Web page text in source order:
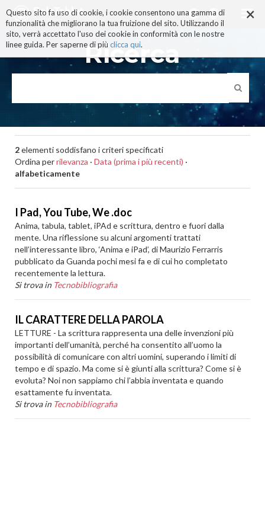
×
Questo sito fa uso di cookie, i cookie consentono una gamma di
funzionalità che migliorano la tua fruizione del sito. Utilizzando il
sito, verrà accettato l'uso dei cookie in conformità con le nostre
linee guida. Per saperne di più clicca qui.
ai
contenuti.
|
alla
navigazione
Ricerca
2elementi soddisfano i criteri specificati
Ordina perrilevanza · Data (prima i più recenti) ·
alfabeticamente
I Pad, You Tube, We .doc
Anima, tabula, tablet, iPAd e scrittura, dentro e fuori dalla
mente. Una riflessione su alcuni argomenti trattati
nell’interessante libro, ‘Anima e iPad’, di Maurizio Ferrarris
pubblicato da Guanda pochi mesi fa e di cui ho completato
recentemente la lettura.
Si trova in Tecnobibliografia
IL CARATTERE DELLA PAROLA
LETTURE - La scrittura rappresenta una delle invenzioni più
importanti dell’umanità, perché ha consentito all’uomo la
possibilità di comunicare con altri uomini, superando i limiti di
tempo e di spazio. Ma come si è giunti alla scrittura? Come si è
evoluta? Noi non sappiamo chi l’abbia inventata e quando
esattamente fu inventata.
Si trova in Tecnobibliografia